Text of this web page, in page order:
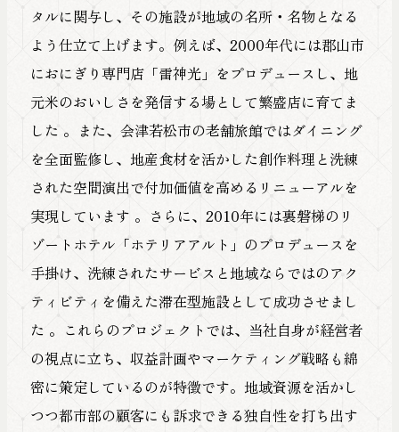
FOLLOW US
タルに関与し、その施設が地域の名所・名物となる
よう仕立て上げます。例えば、2000年代には郡山市
におにぎり専門店「雷神光」をプロデュースし、地
元米のおいしさを発信する場として繁盛店に育てま
した 。また、会津若松市の老舗旅館ではダイニング
を全面監修し、地産食材を活かした創作料理と洗練
された空間演出で付加価値を高めるリニューアルを
実現しています 。さらに、2010年には裏磐梯のリ
ゾートホテル「ホテリアアルト」のプロデュースを
手掛け、洗練されたサービスと地域ならではのアク
ティビティを備えた滞在型施設として成功させまし
た 。これらのプロジェクトでは、当社自身が経営者
の視点に立ち、収益計画やマーケティング戦略も綿
密に策定しているのが特徴です。地域資源を活かし
つつ都市部の顧客にも訴求できる独自性を打ち出す